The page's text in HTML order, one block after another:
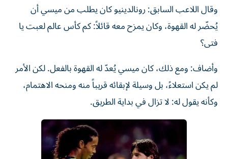
وقال اللاعب السابق: رونالدينيو كان يطلب من ميسي أن
يُحضّر له القهوة، وكان يمزح معه قائلاً: كم كأس عالم لعبت يا
فتى؟
وأضاف: ومع ذلك، كان ميسي يُعدّ له القهوة بالفعل. لكن الأمر
لم يكن استعلاءً، بل وسيلة لإبقائه قريباً منه ومنحه الاهتمام،
وكأنه يقول له: لا تزال في بداية الطريق.